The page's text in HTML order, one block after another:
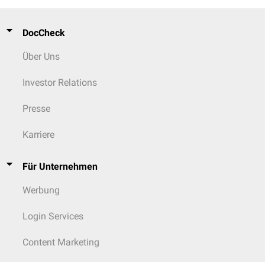
DocCheck
Über Uns
Investor Relations
Presse
Karriere
Für Unternehmen
Werbung
Login Services
Content Marketing